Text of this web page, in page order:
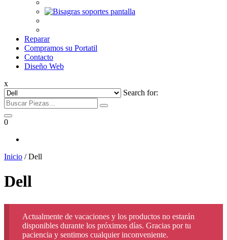
Reparar
Compramos su Portatil
Contacto
Diseño Web
x
Search for:
0
Inicio / Dell
Dell
Actualmente de vacaciones y los productos no estarán
disponibles durante los próximos días. Gracias por tu
paciencia y sentimos cualquier inconveniente.